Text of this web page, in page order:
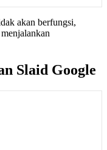
akan berfungsi,
menjalankan
Slaid Google